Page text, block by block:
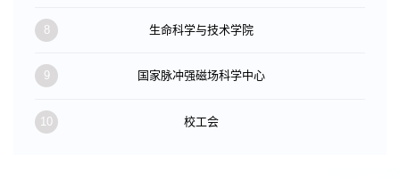
8 生命科学与技术学院
9 国家脉冲强磁场科学中心
10 校工会